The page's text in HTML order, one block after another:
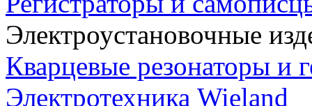
Электроустановочные
Кварцевые резонаторы и
Электротехника Wieland